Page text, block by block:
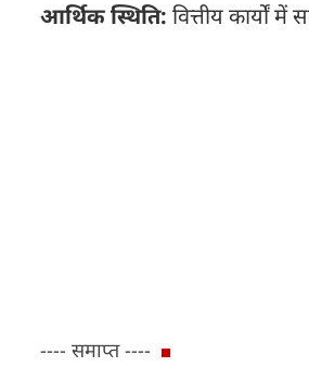
आर्थिक स्थिति: वित्तीय कार्यों
---- समाप्त ----